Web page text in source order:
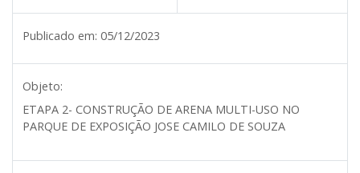
Publicado em: 05/12/2023
Objeto:
ETAPA 2- CONSTRUÇÃO DE ARENA MULTI-USO NO
PARQUE DE EXPOSIÇÃO JOSE CAMILO DE SOUZA